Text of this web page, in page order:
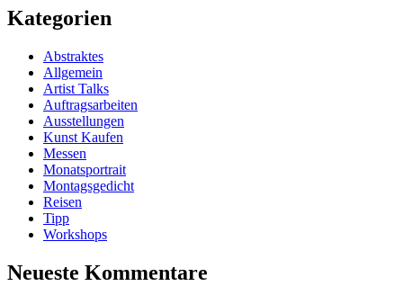
Kategorien
Abstraktes
Allgemein
Artist Talks
Auftragsarbeiten
Ausstellungen
Kunst Kaufen
Messen
Monatsportrait
Montagsgedicht
Reisen
Tipp
Workshops
Neueste Kommentare